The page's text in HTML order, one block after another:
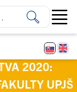
Open
2020:
UPJŠ